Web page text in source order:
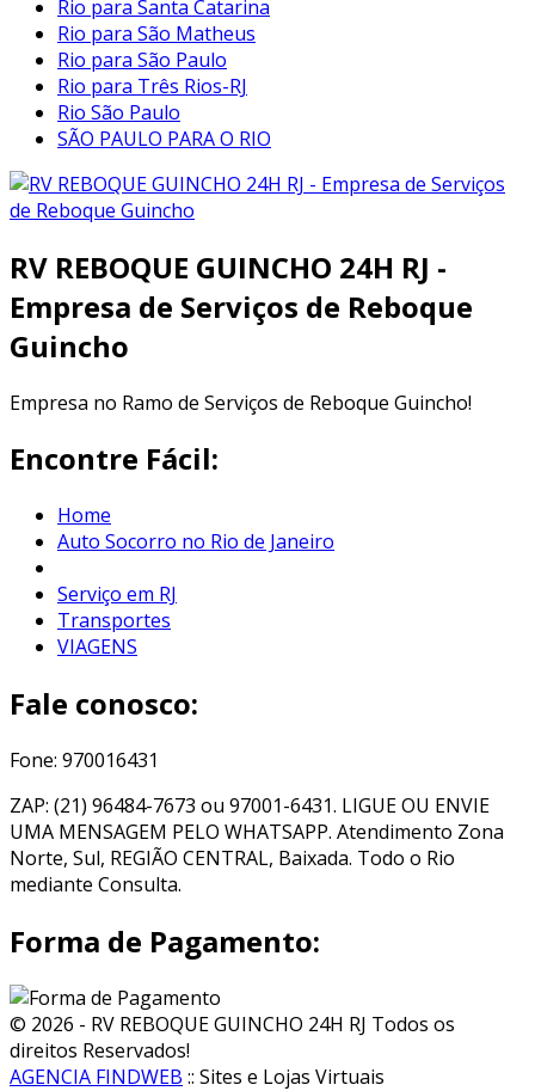
Rio para Santa Catarina
Rio para São Matheus
Rio para São Paulo
Rio para Três Rios-RJ
Rio São Paulo
SÃO PAULO PARA O RIO
RV REBOQUE GUINCHO 24H RJ -
Empresa de Serviços de Reboque
Guincho
Empresa no Ramo de Serviços de Reboque Guincho!
Encontre Fácil:
Home
Auto Socorro no Rio de Janeiro
Serviço em RJ
Transportes
VIAGENS
Fale conosco:
Fone: 970016431
ZAP: (21) 96484-7673 ou 97001-6431. LIGUE OU ENVIE
UMA MENSAGEM PELO WHATSAPP. Atendimento Zona
Norte, Sul, REGIÃO CENTRAL, Baixada. Todo o Rio
mediante Consulta.
Forma de Pagamento:
© 2026 - RV REBOQUE GUINCHO 24H RJ Todos os
direitos Reservados!
AGENCIA FINDWEB :: Sites e Lojas Virtuais